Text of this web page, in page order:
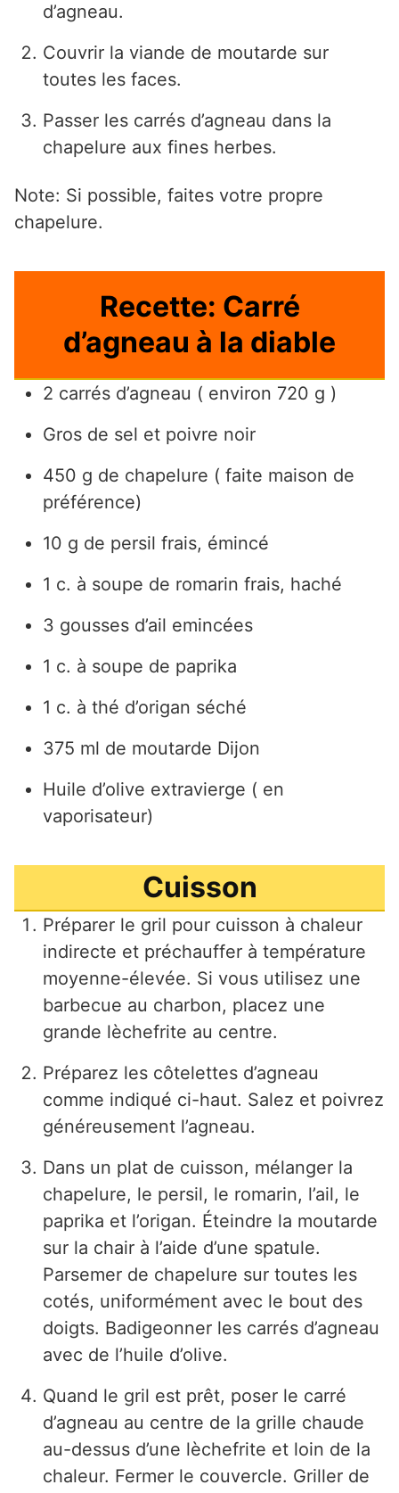
d’agneau.
Couvrir la viande de moutarde sur
toutes les faces.
Passer les carrés d’agneau dans la
chapelure aux fines herbes.
Note: Si possible, faites votre propre
chapelure.
Recette: Carré
d’agneau à la diable
2 carrés d’agneau ( environ 720 g )
Gros de sel et poivre noir
450 g de chapelure ( faite maison de
préférence)
10 g de persil frais, émincé
1 c. à soupe de romarin frais, haché
3 gousses d’ail emincées
1 c. à soupe de paprika
1 c. à thé d’origan séché
375 ml de moutarde Dijon
Huile d’olive extravierge ( en
vaporisateur)
Cuisson
Préparer le gril pour cuisson à chaleur
indirecte et préchauffer à température
moyenne-élevée. Si vous utilisez une
barbecue au charbon, placez une
grande lèchefrite au centre.
Préparez les côtelettes d’agneau
comme indiqué ci-haut. Salez et poivrez
généreusement l’agneau.
Dans un plat de cuisson, mélanger la
chapelure, le persil, le romarin, l’ail, le
paprika et l’origan. Éteindre la moutarde
sur la chair à l’aide d’une spatule.
Parsemer de chapelure sur toutes les
cotés, uniformément avec le bout des
doigts. Badigeonner les carrés d’agneau
avec de l’huile d’olive.
Quand le gril est prêt, poser le carré
d’agneau au centre de la grille chaude
au-dessus d’une lèchefrite et loin de la
chaleur. Fermer le couvercle. Griller de